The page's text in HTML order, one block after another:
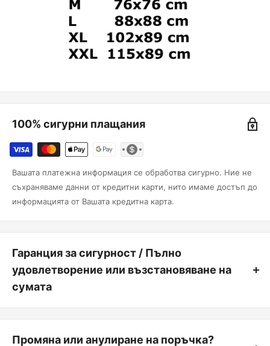
100% сигурни плащания
Вашата платежна информация се обработва сигурно. Ние не
съхраняваме данни от кредитни карти, нито имаме достъп до
информацията от Вашата кредитна карта.
Гаранция за сигурност / Пълно
удовлетворение или възстановяване на
сумата
рамките на първите 14 дни от покупката, без да посочвате
Промяна или анулиране на поръчка?